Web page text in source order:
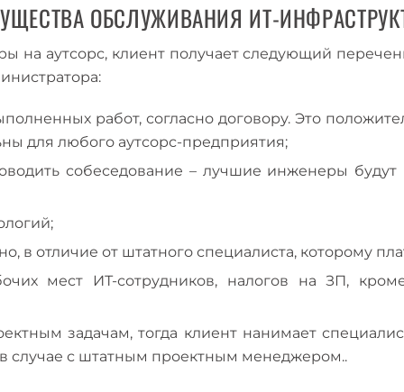
ОБСЛУЖИВАНИЯ ИТ-
на аутсорс, клиент получает следующий
работ, согласно договору. Это
для любого аутсорс-предприятия;
собеседование – лучшие инженеры будут
в отличие от штатного специалиста, которому
мест ИТ-сотрудников, налогов на ЗП,
задачам, тогда клиент нанимает
случае с штатным проектным менеджером..